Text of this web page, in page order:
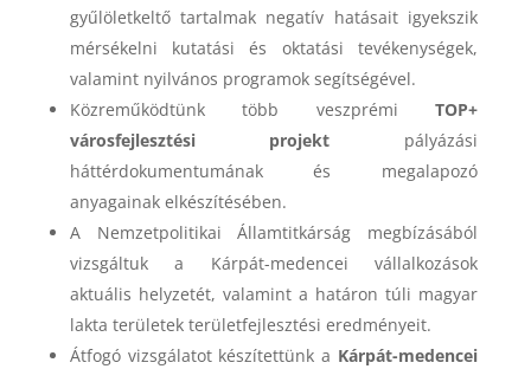
gyűlöletkeltő tartalmak negatív hatásait igyekszik
mérsékelni kutatási és oktatási tevékenységek,
valamint nyilvános programok segítségével.
Közreműködtünk több veszprémiTOP+
városfejlesztési projekt pályázási
háttérdokumentumának és megalapozó
anyagainak elkészítésében.
A Nemzetpolitikai Államtitkárság megbízásából
vizsgáltuk a Kárpát-medencei vállalkozások
aktuális helyzetét, valamint a határon túli magyar
lakta területek területfejlesztési eredményeit.
Átfogó vizsgálatot készítettünk a Kárpát-medencei